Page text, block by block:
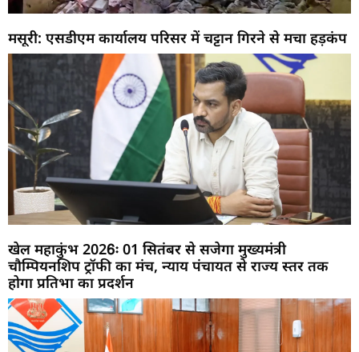
मसूरी: एसडीएम कार्यालय परिसर में चट्टान गिरने से मचा हड़कंप
खेल महाकुंभ 2026ः 01 सितंबर से सजेगा मुख्यमंत्री
चौम्पियनशिप ट्रॉफी का मंच, न्याय पंचायत से राज्य स्तर तक
होगा प्रतिभा का प्रदर्शन